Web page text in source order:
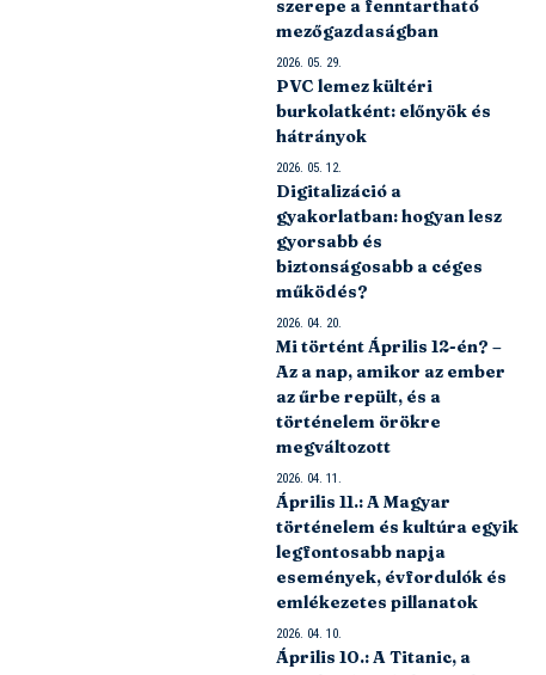
szerepe a fenntartható
mezőgazdaságban
2026. 05. 29.
PVC lemez kültéri
burkolatként: előnyök és
hátrányok
2026. 05. 12.
Digitalizáció a
gyakorlatban: hogyan lesz
gyorsabb és
biztonságosabb a céges
működés?
2026. 04. 20.
Mi történt Április 12-én? –
Az a nap, amikor az ember
az űrbe repült, és a
történelem örökre
megváltozott
2026. 04. 11.
Április 11.: A Magyar
történelem és kultúra egyik
legfontosabb napja
események, évfordulók és
emlékezetes pillanatok
2026. 04. 10.
Április 10.: A Titanic, a